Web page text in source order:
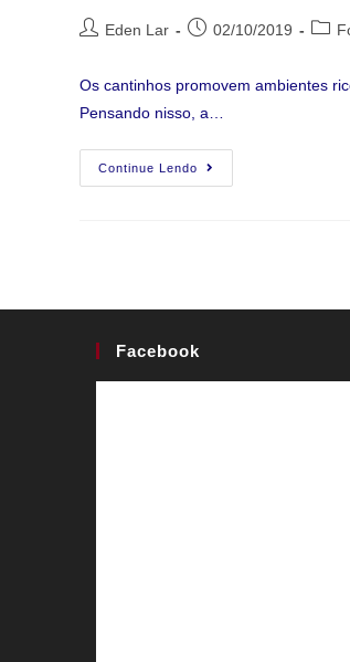
Eden Lar 02/10/2019
Os cantinhos promovem ambientes
Pensando nisso, a…
Continue Lendo
Facebook